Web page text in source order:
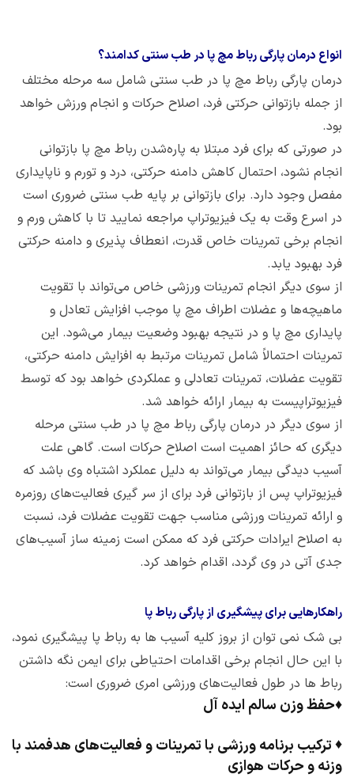
انواع درمان پارگی رباط مچ پا در طب سنتی کدامند؟
درمان پارگی رباط مچ پا در طب سنتی شامل سه مرحله مختلف
از جمله بازتوانی حرکتی فرد، اصلاح حرکات و انجام ورزش خواهد
بود.
در صورتی که برای فرد مبتلا به پاره‌شدن رباط مچ پا بازتوانی
انجام نشود، احتمال کاهش دامنه حرکتی، درد و تورم و ناپایداری
مفصل وجود دارد. برای بازتوانی بر پایه طب سنتی ضروری است
در اسرع وقت به یک فیزیوتراپ مراجعه نمایید تا با کاهش ورم و
انجام برخی تمرینات خاص قدرت، انعطاف پذیری و دامنه حرکتی
فرد بهبود یابد.
از سوی دیگر انجام تمرینات ورزشی خاص می‌تواند با تقویت
ماهیچه‌ها و عضلات اطراف مچ پا موجب افزایش تعادل و
پایداری مچ پا و در نتیجه بهبود وضعیت بیمار می‌شود. این
تمرینات احتمالاً شامل تمرینات مرتبط به افزایش دامنه حرکتی،
تقویت عضلات، تمرینات تعادلی و عملکردی خواهد بود که توسط
فیزیوتراپیست به بیمار ارائه خواهد شد.
از سوی دیگر در درمان پارگی رباط مچ پا در طب سنتی مرحله
دیگری که حائز اهمیت است اصلاح حرکات است. گاهی علت
آسیب دیدگی بیمار می‌تواند به دلیل عملکرد اشتباه وی باشد که
فیزیوتراپ پس از بازتوانی فرد برای از سر گیری فعالیت‌های روزمره
و ارائه تمرینات ورزشی مناسب جهت تقویت عضلات فرد، نسبت
به اصلاح ایرادات حرکتی فرد که ممکن است زمینه ساز آسیب‌های
جدی آتی در وی گردد، اقدام خواهد کرد.
راهکارهایی برای پیشگیری از پارگی رباط پا
بی شک نمی توان از بروز کلیه آسیب ها به رباط پا پیشگیری نمود،
با این حال انجام برخی اقدامات احتیاطی برای ایمن نگه داشتن
رباط ها در طول فعالیت‌های ورزشی امری ضروری است:
♦حفظ وزن سالم ایده آل
♦ترکیب برنامه ورزشی با تمرینات و فعالیت‌های هدفمند با
وزنه و حرکات هوازی